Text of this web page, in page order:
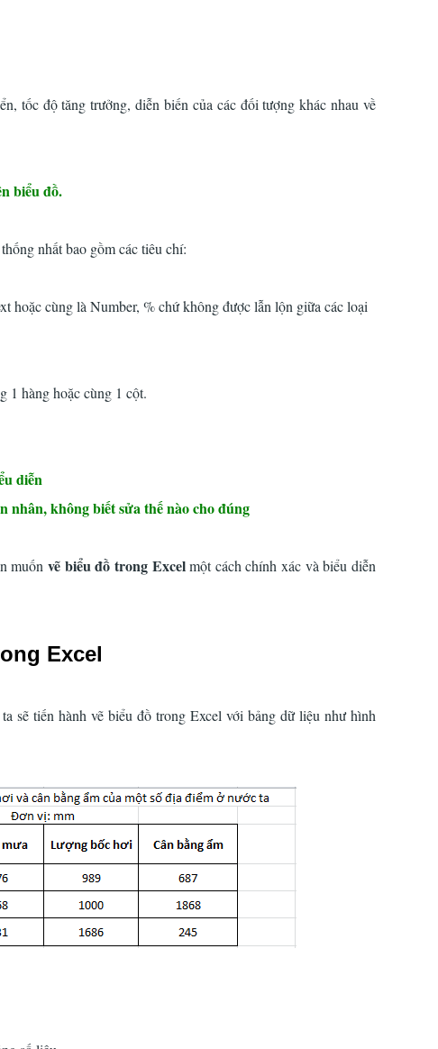
tốc độ tăng trưởng, diễn biến của các đối tượng khác nhau về
biểu đồ.
nhất bao gồm các tiêu chí:
hoặc cùng là Number, % chứ không được lẫn lộn giữa các loại
1 hàng hoặc cùng 1 cột.
diễn
nhân, không biết sửa thế nào cho đúng
muốn vẽ biểu đồ trong Excelmột cách chính xác và biểu diễn
Excel
sẽ tiến hành vẽ biểu đồ trong Excel với bảng dữ liệu như hình